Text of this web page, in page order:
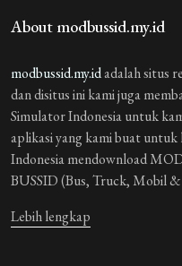
About modbussid.my.id
modbussid.my.idadalah situs
dan disitus ini kami juga
Simulator Indonesia untuk
aplikasi yang kami buat untuk
Indonesia mendownload
BUSSID (Bus, Truck, Mobil
Lebih lengkap